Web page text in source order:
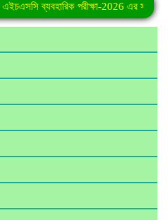
এইচএসসি ব্যবহারিক পরীক্ষা-2026 এর সময়সূচি